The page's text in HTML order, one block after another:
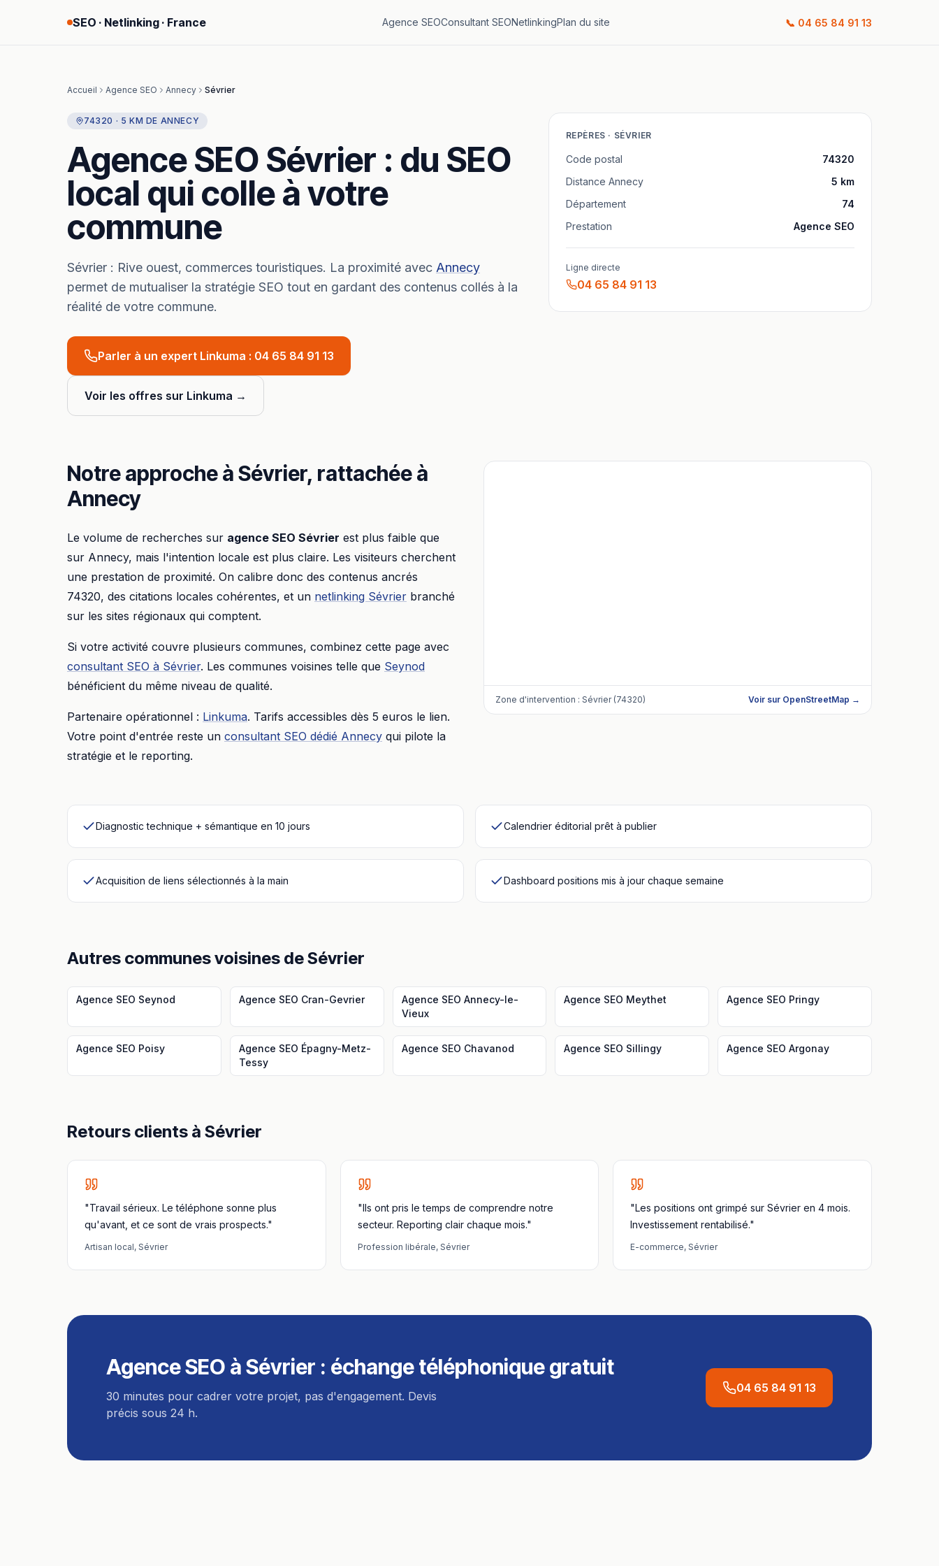
SEO · Netlinking · France Agence SEOConsultant SEONetlinkingPlan du site 📞 04 65 84 91 13
Accueil Agence SEO Annecy Sévrier
74320 · 5 KM DE ANNECY
Agence SEO Sévrier : du SEO
local qui colle à votre
commune
Sévrier : Rive ouest, commerces touristiques. La proximité avec Annecy
permet de mutualiser la stratégie SEO tout en gardant des contenus collés à la
réalité de votre commune.
Parler à un expert Linkuma : 04 65 84 91 13
Voir les offres sur Linkuma →
REPÈRES · SÉVRIER
Code postal
74320
Distance Annecy 5 km
Département
74
Prestation
Agence SEO
Ligne directe
04 65 84 91 13
Notre approche àSévrier, rattachée à
Annecy
Le volume de recherches sur agence SEO Sévrier est plus faible que
sur Annecy, mais l'intention locale est plus claire. Les visiteurs cherchent
une prestation de proximité. On calibre donc des contenus ancrés
74320, des citations locales cohérentes, et un netlinking Sévrier branché
sur les sites régionaux qui comptent.
Si votre activité couvre plusieurs communes, combinez cette page avec
consultant SEO à Sévrier. Les communes voisines telle que Seynod
bénéficient du même niveau de qualité.
Partenaire opérationnel : Linkuma. Tarifs accessibles dès 5 euros le lien.
Votre point d'entrée reste un consultant SEO dédié Annecy qui pilote la
stratégie et le reporting.
Zone d'intervention : Sévrier (74320) Voir sur OpenStreetMap →
Diagnostic technique + sémantique en 10 jours Calendrier éditorial prêt à publier
Acquisition de liens sélectionnés à la main Dashboard positions mis à jour chaque semaine
Autres communes voisines deSévrier
Agence SEO Seynod Agence SEO Cran-Gevrier Agence SEO Annecy-le-
Vieux
Agence SEO Meythet Agence SEO Pringy
Agence SEO Poisy Agence SEO Épagny-Metz-
Tessy
Agence SEO Chavanod Agence SEO Sillingy Agence SEO Argonay
Retours clients à Sévrier
"Travail sérieux. Le téléphone sonne plus
qu'avant, et ce sont de vrais prospects."
Artisan local, Sévrier
"Ils ont pris le temps de comprendre notre
secteur. Reporting clair chaque mois."
Profession libérale, Sévrier
"Les positions ont grimpé sur Sévrier en 4 mois.
Investissement rentabilisé."
E-commerce,Sévrier
Agence SEO àSévrier : échange téléphonique gratuit
30 minutes pour cadrer votre projet, pas d'engagement. Devis
précis sous 24 h.
04 65 84 91 13